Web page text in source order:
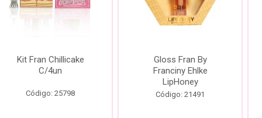
Kit Fran Chillicake
C/4un
Código: 25798
Gloss Fran By
Franciny Ehlke
LipHoney
Código: 21491